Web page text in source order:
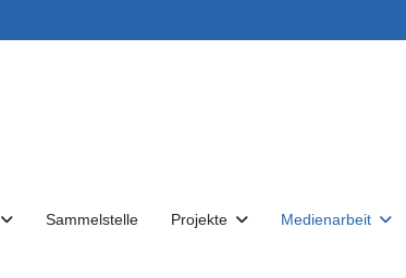
Sammelstelle Projekte Medienarbeit